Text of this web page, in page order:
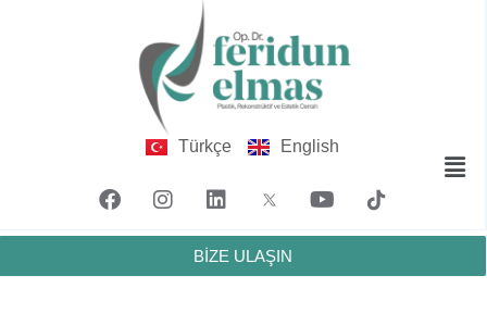
Türkçe English
BİZE ULAŞIN